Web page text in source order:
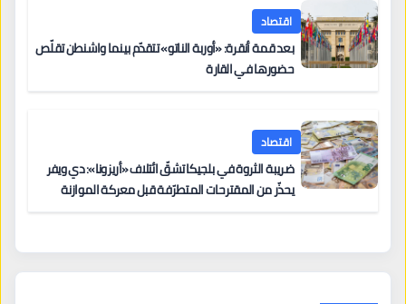
اقتصاد
بعد قمة أنقرة: «أوربة الناتو» تتقدّم بينما واشنطن تقلّص
حضورها في القارة
اقتصاد
ضريبة الثروة في بلجيكا تشقّ ائتلاف «أريزونا»: دي ويفر
يحذّر من المقترحات المتطرّفة قبل معركة الموازنة